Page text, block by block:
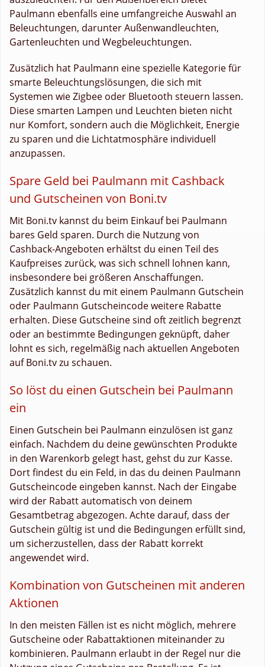
Paulmann ebenfalls eine umfangreiche Auswahl an
Beleuchtungen, darunter Außenwandleuchten,
Gartenleuchten und Wegbeleuchtungen.
Zusätzlich hat Paulmann eine spezielle Kategorie für
smarte Beleuchtungslösungen, die sich mit
Systemen wie Zigbee oder Bluetooth steuern lassen.
Diese smarten Lampen und Leuchten bieten nicht
nur Komfort, sondern auch die Möglichkeit, Energie
zu sparen und die Lichtatmosphäre individuell
anzupassen.
Spare Geld bei Paulmann mit Cashback
und Gutscheinen von Boni.tv
Mit Boni.tv kannst du beim Einkauf bei Paulmann
bares Geld sparen. Durch die Nutzung von
Cashback-Angeboten erhältst du einen Teil des
Kaufpreises zurück, was sich schnell lohnen kann,
insbesondere bei größeren Anschaffungen.
Zusätzlich kannst du mit einem Paulmann Gutschein
oder Paulmann Gutscheincode weitere Rabatte
erhalten. Diese Gutscheine sind oft zeitlich begrenzt
oder an bestimmte Bedingungen geknüpft, daher
lohnt es sich, regelmäßig nach aktuellen Angeboten
auf Boni.tv zu schauen.
So löst du einen Gutschein bei Paulmann
ein
Einen Gutschein bei Paulmann einzulösen ist ganz
einfach. Nachdem du deine gewünschten Produkte
in den Warenkorb gelegt hast, gehst du zur Kasse.
Dort findest du ein Feld, in das du deinen Paulmann
Gutscheincode eingeben kannst. Nach der Eingabe
wird der Rabatt automatisch von deinem
Gesamtbetrag abgezogen. Achte darauf, dass der
Gutschein gültig ist und die Bedingungen erfüllt sind,
um sicherzustellen, dass der Rabatt korrekt
angewendet wird.
Kombination von Gutscheinen mit anderen
Aktionen
In den meisten Fällen ist es nicht möglich, mehrere
Gutscheine oder Rabattaktionen miteinander zu
kombinieren. Paulmann erlaubt in der Regel nur die